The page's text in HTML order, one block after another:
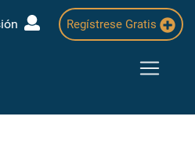
Regístrese Gratis